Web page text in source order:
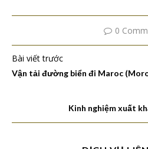
0
Bài viết trước
Vận tải đường biển đi Maroc
Kinh nghiệm xuất